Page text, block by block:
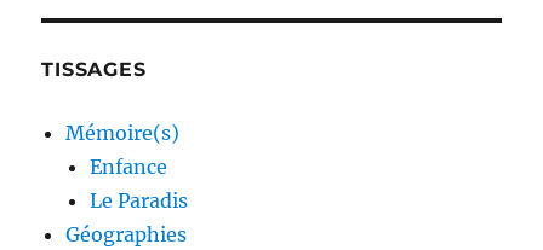
TISSAGES
Mémoire(s)
Enfance
Le Paradis
Géographies